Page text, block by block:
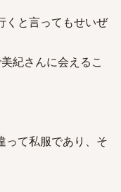
くと言ってもせいぜ
紀さんに会えるこ
って私服であり、そ